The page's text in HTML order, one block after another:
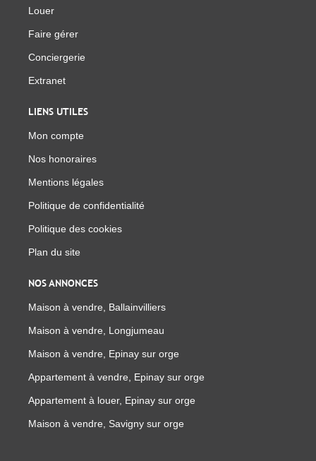
Louer
Faire gérer
Conciergerie
Extranet
LIENS UTILES
Mon compte
Nos honoraires
Mentions légales
Politique de confidentialité
Politique des cookies
Plan du site
NOS ANNONCES
Maison à vendre, Ballainvilliers
Maison à vendre, Longjumeau
Maison à vendre, Epinay sur orge
Appartement à vendre, Epinay sur orge
Appartement à louer, Epinay sur orge
Maison à vendre, Savigny sur orge